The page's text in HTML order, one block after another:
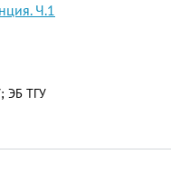
Ч.1
ЭБ ТГУ